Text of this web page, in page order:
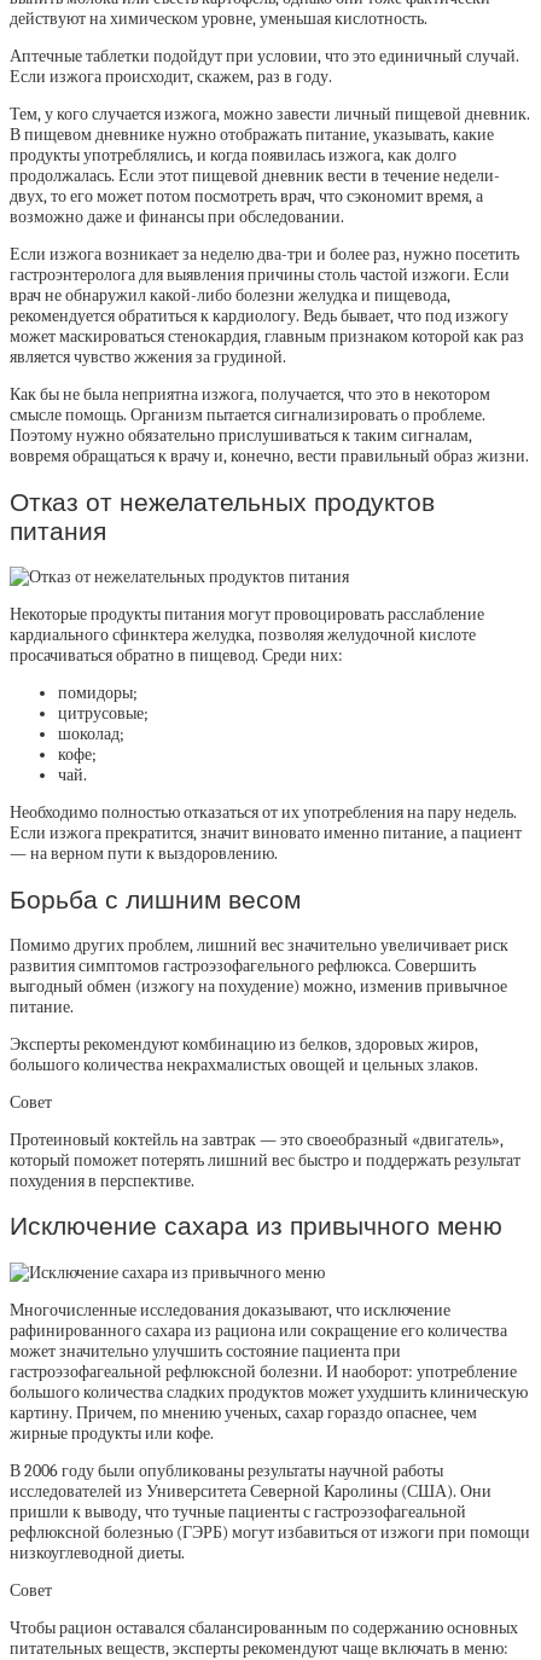
действуют на химическом уровне, уменьшая кислотность.
Аптечные таблетки подойдут при условии, что это единичный случай.
Если изжога происходит, скажем, раз в году.
Тем, у кого случается изжога, можно завести личный пищевой дневник.
В пищевом дневнике нужно отображать питание, указывать, какие
продукты употреблялись, и когда появилась изжога, как долго
продолжалась. Если этот пищевой дневник вести в течение недели-
двух, то его может потом посмотреть врач, что сэкономит время, а
возможно даже и финансы при обследовании.
Если изжога возникает за неделю два-три и более раз, нужно посетить
гастроэнтеролога для выявления причины столь частой изжоги. Если
врач не обнаружил какой-либо болезни желудка и пищевода,
рекомендуется обратиться к кардиологу. Ведь бывает, что под изжогу
может маскироваться стенокардия, главным признаком которой как раз
является чувство жжения за грудиной.
Как бы не была неприятна изжога, получается, что это в некотором
смысле помощь. Организм пытается сигнализировать о проблеме.
Поэтому нужно обязательно прислушиваться к таким сигналам,
вовремя обращаться к врачу и, конечно, вести правильный образ жизни.
Отказ от нежелательных продуктов
питания
Некоторые продукты питания могут провоцировать расслабление
кардиального сфинктера желудка, позволяя желудочной кислоте
просачиваться обратно в пищевод. Среди них:
помидоры;
цитрусовые;
шоколад;
кофе;
чай.
Необходимо полностью отказаться от их употребления на пару недель.
Если изжога прекратится, значит виновато именно питание, а пациент
— на верном пути к выздоровлению.
Борьба с лишним весом
Помимо других проблем, лишний вес значительно увеличивает риск
развития симптомов гастроэзофагельного рефлюкса. Совершить
выгодный обмен (изжогу на похудение) можно, изменив привычное
питание.
Эксперты рекомендуют комбинацию из белков, здоровых жиров,
большого количества некрахмалистых овощей и цельных злаков.
Совет
Протеиновый коктейль на завтрак — это своеобразный «двигатель»,
который поможет потерять лишний вес быстро и поддержать результат
похудения в перспективе.
Исключение сахара из привычного меню
Многочисленные исследования доказывают, что исключение
рафинированного сахара из рациона или сокращение его количества
может значительно улучшить состояние пациента при
гастроэзофагеальной рефлюксной болезни. И наоборот: употребление
большого количества сладких продуктов может ухудшить клиническую
картину. Причем, по мнению ученых, сахар гораздо опаснее, чем
жирные продукты или кофе.
В 2006 году были опубликованы результаты научной работы
исследователей из Университета Северной Каролины (США). Они
пришли к выводу, что тучные пациенты с гастроэзофагеальной
рефлюксной болезнью (ГЭРБ) могут избавиться от изжоги при помощи
низкоуглеводной диеты.
Совет
Чтобы рацион оставался сбалансированным по содержанию основных
питательных веществ, эксперты рекомендуют чаще включать в меню: